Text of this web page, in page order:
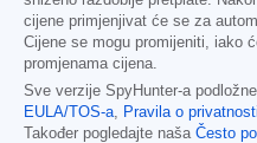
cijene primjenjivat će se za
Cijene se mogu promijeniti, iako
promjenama cijena.
Sve verzije SpyHunter-a
EULA/TOS-a
Pravila o
Također pogledajte naša Često